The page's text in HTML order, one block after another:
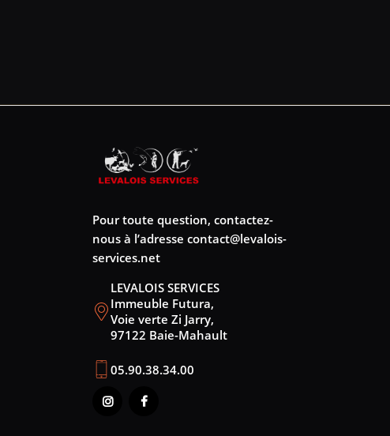
Pour toute question, contactez-
nous à l’adresse contact@levalois-
services.net
LEVALOIS SERVICES
Immeuble Futura,
Voie verte Zi Jarry,
97122 Baie-Mahault
05.90.38.34.00